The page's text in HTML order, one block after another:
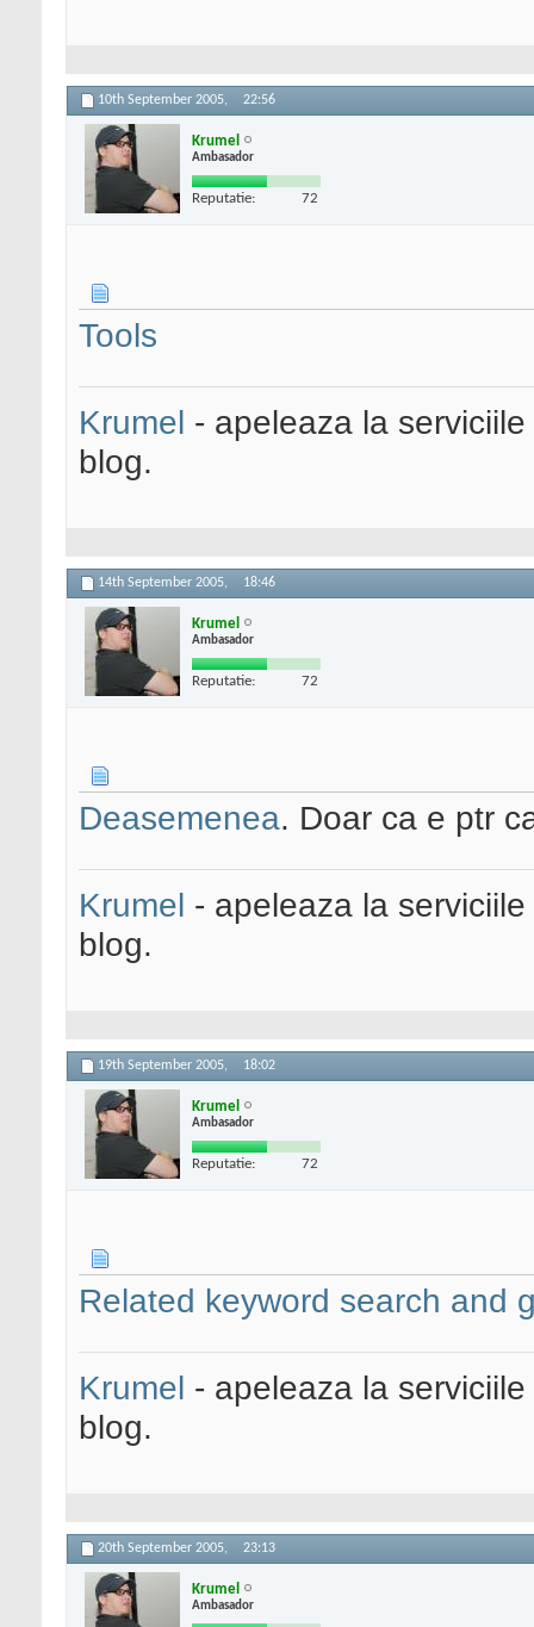
10th September 2005, 22:56
Krumel
Ambasador
Reputatie: 72
Tools
Krumel - apeleaza la
blog.
14th September 2005, 18:46
Krumel
Ambasador
Reputatie: 72
Deasemenea. Doar ca e ptr
Krumel - apeleaza la
blog.
19th September 2005, 18:02
Krumel
Ambasador
Reputatie: 72
Related keyword search and
Krumel - apeleaza la
blog.
20th September 2005, 23:13
Krumel
Ambasador